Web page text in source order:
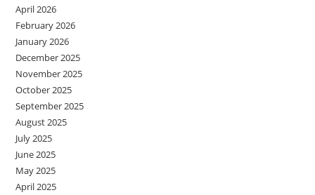
April 2026
February 2026
January 2026
December 2025
November 2025
October 2025
September 2025
August 2025
July 2025
June 2025
May 2025
April 2025